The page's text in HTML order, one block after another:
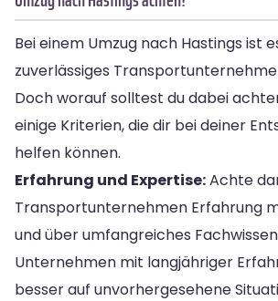
Bei einem Umzug nach Hastings ist
zuverlässiges
Doch worauf solltest du dabei
einige Kriterien, die dir bei deiner
helfen können.
Erfahrung und Expertise:Achte
Transportunternehmen Erfahrung
und über umfangreiches
Unternehmen mit langjähriger
besser auf unvorhergesehene